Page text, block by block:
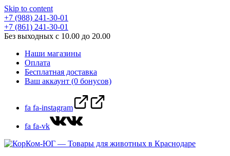
Skip to content
+7 (988) 241-30-01
+7 (861) 241-30-01
Без выходных с 10.00 до 20.00
Наши магазины
Оплата
Бесплатная доставка
Ваш аккаунт (0 бонусов)
fa fa-instagram
fa fa-vk